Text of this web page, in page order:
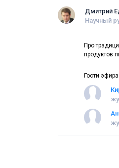
Дмитрий
Научный
Про
продуктов
Гости эфира: